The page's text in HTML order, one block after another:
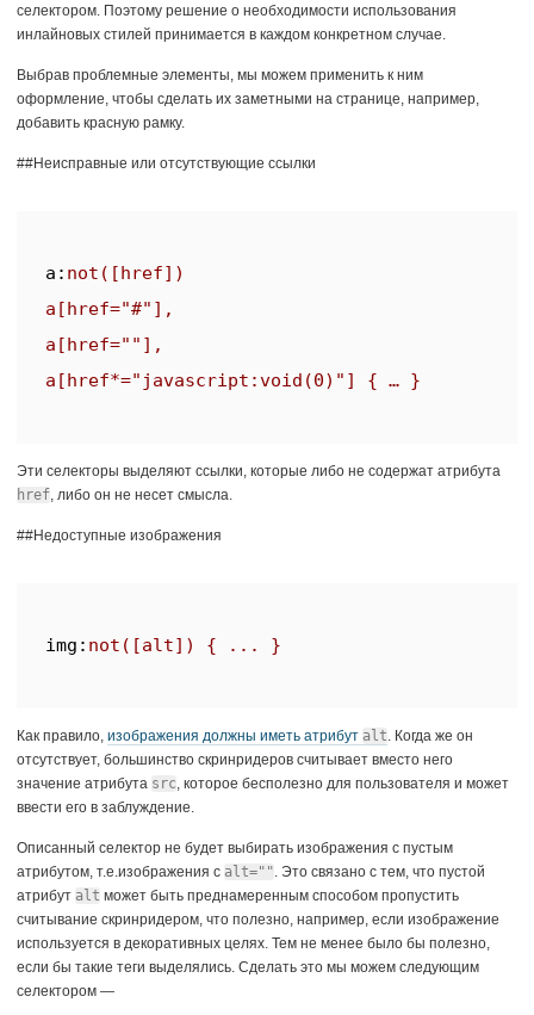
селектором. Поэтому решение о необходимости использования
инлайновых стилей принимается в каждом конкретном случае.
Выбрав проблемные элементы, мы можем применить к ним
оформление, чтобы сделать их заметными на странице, например,
добавить красную рамку.
##Неисправные или отсутствующие ссылки
a : not ([href])
a[href="#" ],
a[href="" ],
a[href*="javascript:void(0)"
Эти селекторы выделяют ссылки, которые либо не содержат атрибута
href, либо он не несет смысла.
##Недоступные изображения
img : not
Как правило, изображения должны иметь атрибут alt. Когда же он
отсутствует, большинство скринридеров считывает вместо него
значение атрибута src, которое бесполезно для пользователя и может
ввести его в заблуждение.
Описанный селектор не будет выбирать изображения с пустым
атрибутом, т.е.изображения с alt="". Это связано с тем, что пустой
атрибут alt может быть преднамеренным способом пропустить
считывание скринридером, что полезно, например, если изображение
используется в декоративных целях. Тем не менее было бы полезно,
если бы такие теги выделялись. Сделать это мы можем следующим
селектором —